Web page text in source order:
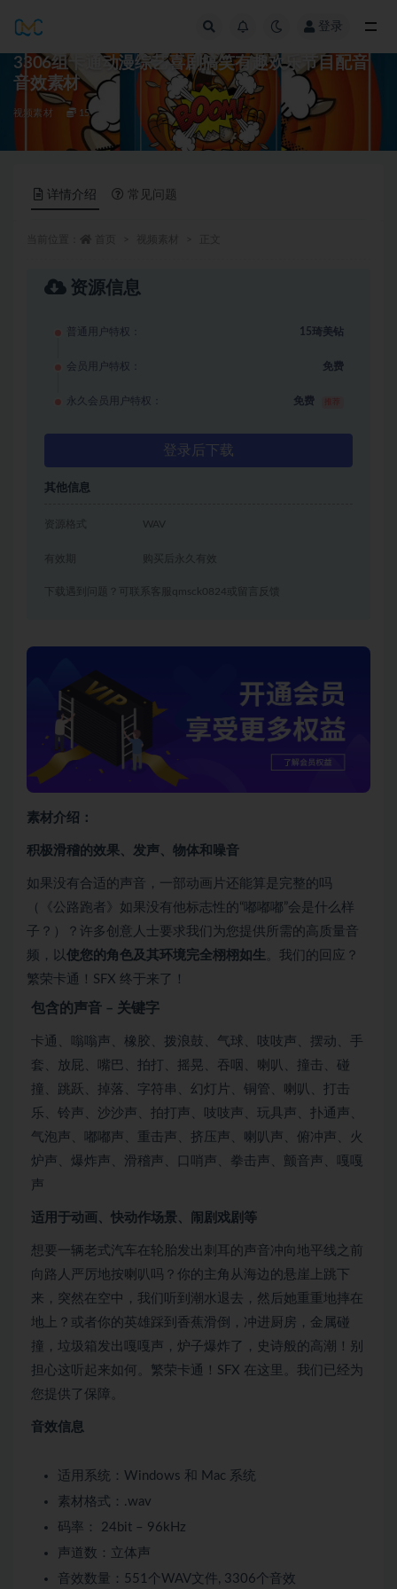
登录
3306组卡通动漫综艺喜剧搞笑有趣欢乐节目配音
音效素材
视频素材 15
详情介绍 常见问题
资源信息
普通用户特权： 15琦美钻
会员用户特权： 免费
永久会员用户特权： 免费
登录后下载
其他信息
资源格式 WAV
有效期 购买后永久有效
下载遇到问题？可联系客服qmsck0824或留言反馈
素材介绍：
积极滑稽的效果、发声、物体和噪音
如果没有合适的声音，一部动画片还能算是完整的吗
（《公路跑者》如果没有他标志性的“嘟嘟嘟”会是什么样
子？）？许多创意人士要求我们为您提供所需的高质量音
频，以使您的角色及其环境完全栩栩如生 。我们的回应？
繁荣卡通！SFX 终于来了！
包含的声音 – 关键字
卡通、嗡嗡声、橡胶、拨浪鼓、气球、吱吱声、摆动、手
套、放屁、嘴巴、拍打、摇晃、吞咽、喇叭、撞击、碰
撞、跳跃、掉落、字符串、幻灯片、铜管、喇叭、打击
乐、铃声、沙沙声、拍打声、吱吱声、玩具声、扑通声、
气泡声、嘟嘟声、重击声、挤压声、喇叭声、俯冲声、火
炉声、爆炸声、滑稽声、口哨声、拳击声、颤音声、嘎嘎
声
适用于动画、快动作场景、闹剧戏剧等
想要一辆老式汽车在轮胎发出刺耳的声音冲向地平线之前
向路人严厉地按喇叭吗？你的主角从海边的悬崖上跳下
来，突然在空中，我们听到潮水退去，然后她重重地摔在
地上？或者你的英雄踩到香蕉滑倒，冲进厨房，金属碰
撞，垃圾箱发出嘎嘎声，炉子爆炸了，史诗般的高潮！别
担心这听起来如何。繁荣卡通！SFX 在这里。我们已经为
您提供了保障。
音效信息
适用系统：Windows 和 Mac 系统
素材格式：.wav
码率： 24bit – 96kHz
声道数：立体声
音效数量：551个WAV文件, 3306个音效